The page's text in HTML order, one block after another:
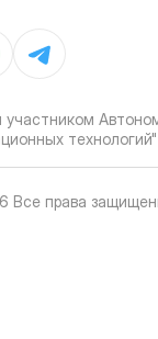
Все права